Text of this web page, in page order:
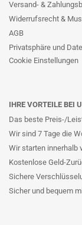
Versand- &
Widerrufsrecht &
AGB
Privatsphäre und
Cookie Einstellungen
IHRE VORTEILE BEI
Das beste Preis-/
Wir sind 7 Tage die
Wir starten innerhalb
Kostenlose Geld-
Sichere
Sicher und bequem